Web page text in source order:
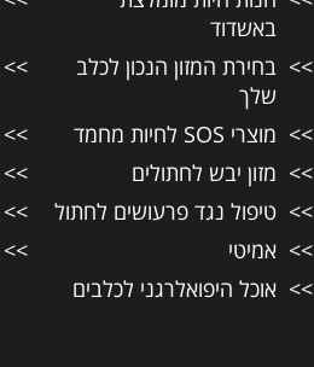
באשדוד
בחירת המזון הנכון לכלב
שלך
מוצרי SOS לחיות מחמד
מזון יבש לחתולים
טיפול נגד פרעושים לחתול
אמיטי
אוכל היפואלרגני לכלבים